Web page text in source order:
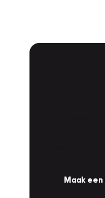
Maak een